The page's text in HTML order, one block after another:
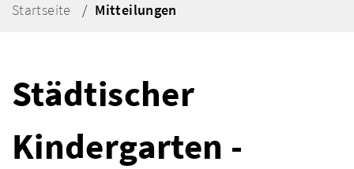
Startseite Mitteilungen
Städtischer
Kindergarten -